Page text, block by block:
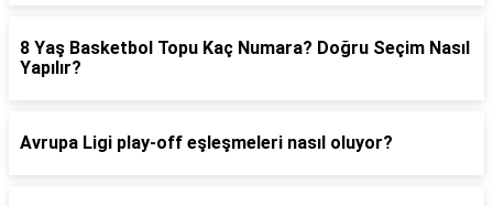
8 Yaş Basketbol Topu Kaç Numara? Doğru Seçim Nasıl
Yapılır?
Avrupa Ligi play-off eşleşmeleri nasıl oluyor?